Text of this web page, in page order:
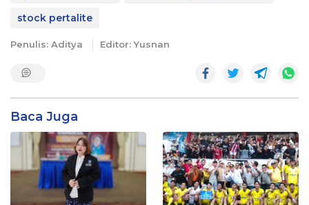
stock pertalite
Penulis: Aditya Editor: Yusnan
Baca Juga